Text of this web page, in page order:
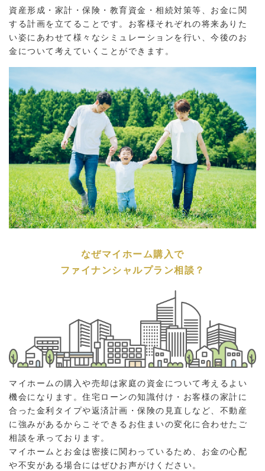
資産形成・家計・保険・教育資金・相続対策等、お金に関
する計画を立てることです。お客様それぞれの将来ありた
い姿にあわせて様々なシミュレーションを行い、今後のお
金について考えていくことができます。
なぜマイホーム購入で
ファイナンシャルプラン相談？
マイホームの購入や売却は家庭の資金について考えるよい
機会になります。住宅ローンの知識付け・お客様の家計に
合った金利タイプや返済計画・保険の見直しなど、不動産
に強みがあるからこそできるお住まいの変化に合わせたご
相談を承っております。
マイホームとお金は密接に関わっているため、お金の心配
や不安がある場合にはぜひお声がけください。